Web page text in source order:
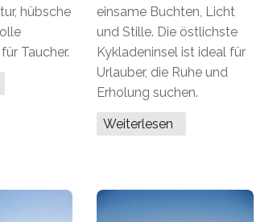
hübsche
Taucher.
einsame Buchten, Licht
und Stille. Die östlichste
Kykladeninsel ist ideal für
Urlauber, die Ruhe und
Erholung suchen.
Weiterlesen